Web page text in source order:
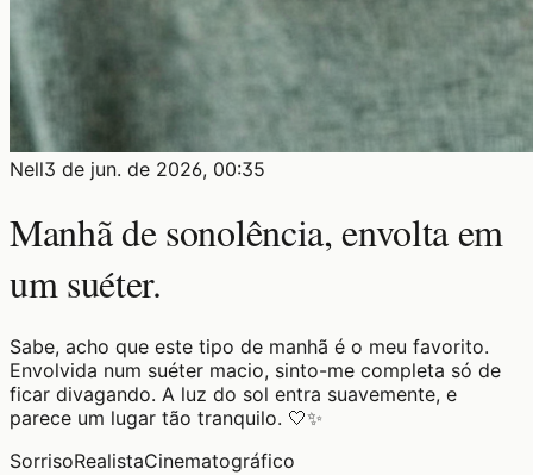
Nell3 de jun. de 2026, 00:35
Manhã de sonolência, envolta em
um suéter.
Sabe, acho que este tipo de manhã é o meu favorito.
Envolvida num suéter macio, sinto-me completa só de
ficar divagando. A luz do sol entra suavemente, e
parece um lugar tão tranquilo. 🤍✨
SorrisoRealistaCinematográfico